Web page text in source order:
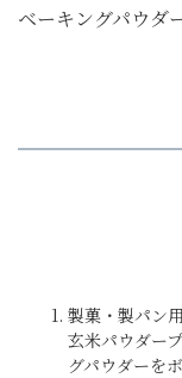
ベーキングパウダ
製菓・製パン
玄米パウダー
グパウダーを